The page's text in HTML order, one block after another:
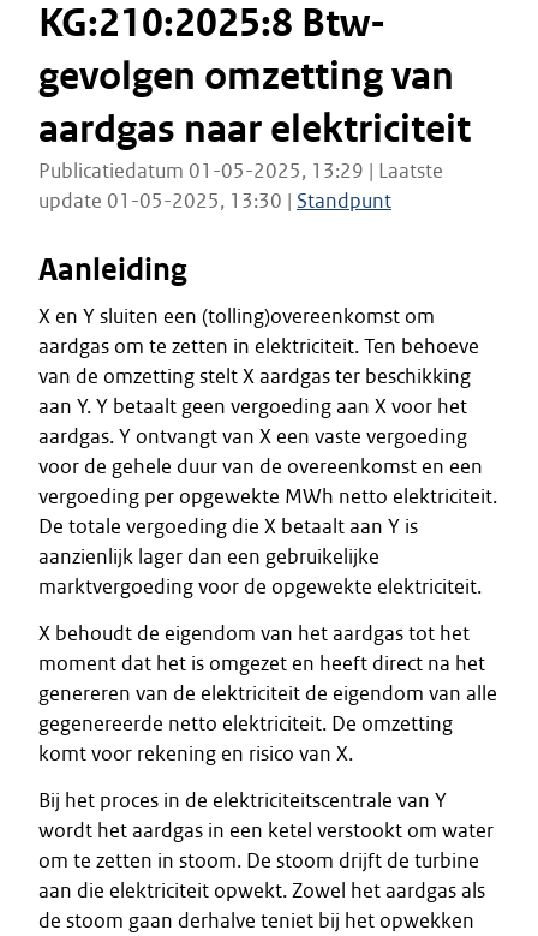
KG:210:2025:8 Btw-
gevolgen omzetting van
aardgas naar elektriciteit
Publicatiedatum 01-05-2025, 13:29 | Laatste
update 01-05-2025, 13:30 | Standpunt
Aanleiding
X en Y sluiten een (tolling)overeenkomst om
aardgas om te zetten in elektriciteit. Ten behoeve
van de omzetting stelt X aardgas ter beschikking
aan Y. Y betaalt geen vergoeding aan X voor het
aardgas. Y ontvangt van X een vaste vergoeding
voor de gehele duur van de overeenkomst en een
vergoeding per opgewekte MWh netto elektriciteit.
De totale vergoeding die X betaalt aan Y is
aanzienlijk lager dan een gebruikelijke
marktvergoeding voor de opgewekte elektriciteit.
X behoudt de eigendom van het aardgas tot het
moment dat het is omgezet en heeft direct na het
genereren van de elektriciteit de eigendom van alle
gegenereerde netto elektriciteit. De omzetting
komt voor rekening en risico van X.
Bij het proces in de elektriciteitscentrale van Y
wordt het aardgas in een ketel verstookt om water
om te zetten in stoom. De stoom drijft de turbine
aan die elektriciteit opwekt. Zowel het aardgas als
de stoom gaan derhalve teniet bij het opwekken